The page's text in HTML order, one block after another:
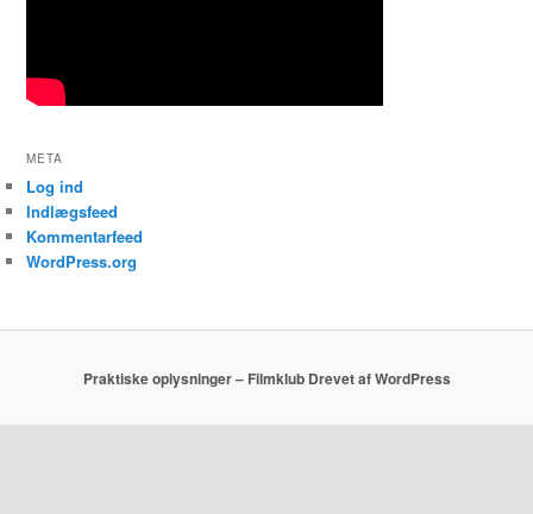
META
Log ind
Indlægsfeed
Kommentarfeed
WordPress.org
Praktiske oplysninger – Filmklub Drevet af WordPress